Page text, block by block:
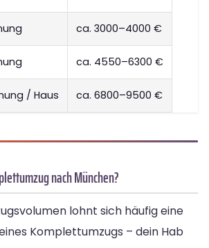
ca. 3000–4000 €
ca. 4550–6300 €
/ Haus ca. 6800–9500 €
nach München?
lohnt sich häufig eine
Komplettumzugs – dein Hab